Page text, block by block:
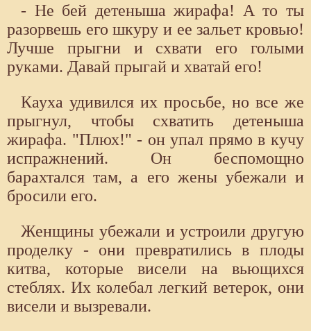
- Не бей детеныша жирафа! А то ты
разорвешь его шкуру и ее зальет кровью!
Лучше прыгни и схвати его голыми
руками. Давай прыгай и хватай его!
Кауха удивился их просьбе, но все же
прыгнул, чтобы схватить детеныша
жирафа. "Плюх!" - он упал прямо в кучу
испражнений. Он беспомощно
барахтался там, а его жены убежали и
бросили его.
Женщины убежали и устроили другую
проделку - они превратились в плоды
китва, которые висели на вьющихся
стеблях. Их колебал легкий ветерок, они
висели и вызревали.